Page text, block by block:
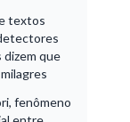
textos
que
fenômeno